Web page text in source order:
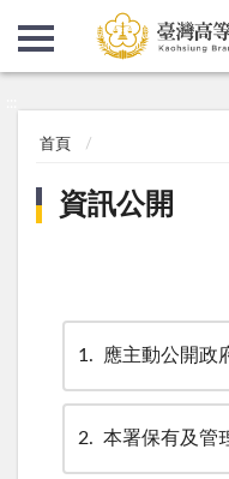
首頁
資訊公開
1 應主動公開政
2 本署保有及管